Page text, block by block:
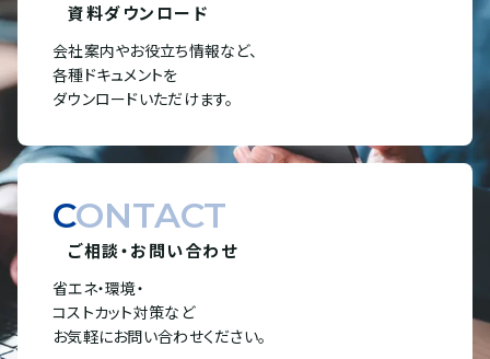
資料ダウンロード
会社案内やお役立ち情報など、
各種ドキュメントを
ダウンロードいただけます。
CONTACT
ご相談・お問い合わせ
省エネ・環境・
コストカット対策など
お気軽にお問い合わせください。